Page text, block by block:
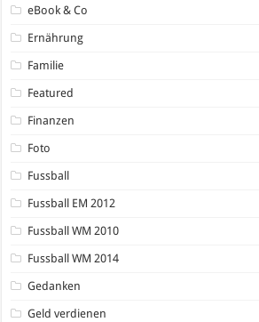
eBook & Co
Ernährung
Familie
Featured
Finanzen
Foto
Fussball
Fussball EM 2012
Fussball WM 2010
Fussball WM 2014
Gedanken
Geld verdienen